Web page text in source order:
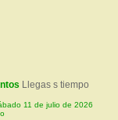
Llegas s tiempo
11 de julio de 2026